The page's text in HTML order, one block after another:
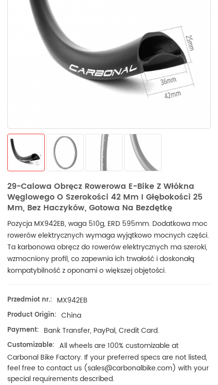
29-Calowa Obręcz Rowerowa E-Bike Z Włókna
Węglowego O Szerokości 42 Mm I Głębokości 25
Mm, Bez Haczyków, Gotowa Na Bezdętkę
Pozycja MX942EB, waga 510g, ERD 595mm. Dodatkowa moc
rowerów elektrycznych wymaga wyjątkowo mocnych części.
Ta karbonowa obręcz do rowerów elektrycznych ma szeroki,
wzmocniony profil, co zapewnia ich trwałość i doskonałą
kompatybilność z oponami o większej objętości.
Przedmiot nr.: MX942EB
Product Origin: China
Payment: Bank Transfer, PayPal, Credit Card.
Customizable: All wheels are 100% customizable at
Carbonal Bike Factory. If your preferred specs are not listed,
feel free to contact us (sales@carbonalbike.com) with your
special requirements described.